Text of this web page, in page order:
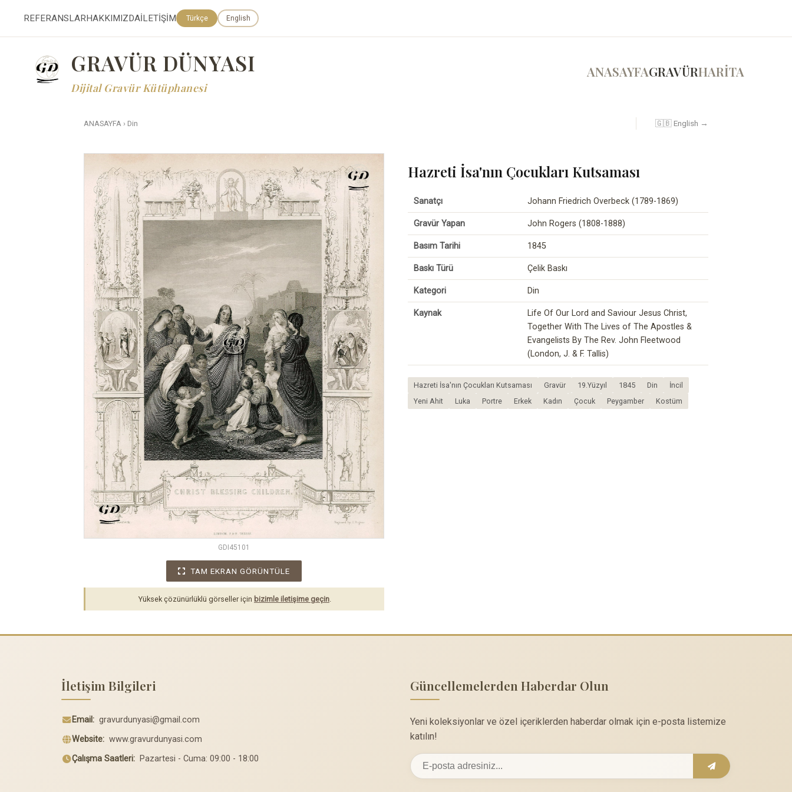
REFERANSLARHAKKIMIZDAİLETİŞİM Türkçe English
GRAVÜR DÜNYASI
Dijital Gravür Kütüphanesi
ANASAYFAGRAVÜRHARİTA
ANASAYFA › Din 🇬🇧 English →
GDI45101
TAM EKRAN GÖRÜNTÜLE
Yüksek çözünürlüklü görseller için bizimle iletişime geçin
Hazreti İsa'nın Çocukları Kutsaması
Sanatçı Johann Friedrich Overbeck (1789-1869)
Gravür Yapan John Rogers (1808-1888)
Basım Tarihi 1845
Baskı Türü Çelik Baskı
Kategori Din
Kaynak
Life Of Our Lord and Saviour Jesus Christ,
Together With The Lives of The Apostles &
Evangelists By The Rev. John Fleetwood
(London, J. & F. Tallis)
Hazreti İsa'nın Çocukları Kutsaması Gravür 19.Yüzyıl 1845 Din
İncil
Yeni Ahit
Luka Portre Erkek Kadın Çocuk Peygamber Kostüm
İletişim Bilgileri
Email: gravurdunyasi@gmail.com
Website: www.gravurdunyasi.com
Çalışma Saatleri: Pazartesi - Cuma: 09:00 - 18:00
Güncellemelerden Haberdar Olun
Yeni koleksiyonlar ve özel içeriklerden haberdar olmak için e-posta listemize
katılın!